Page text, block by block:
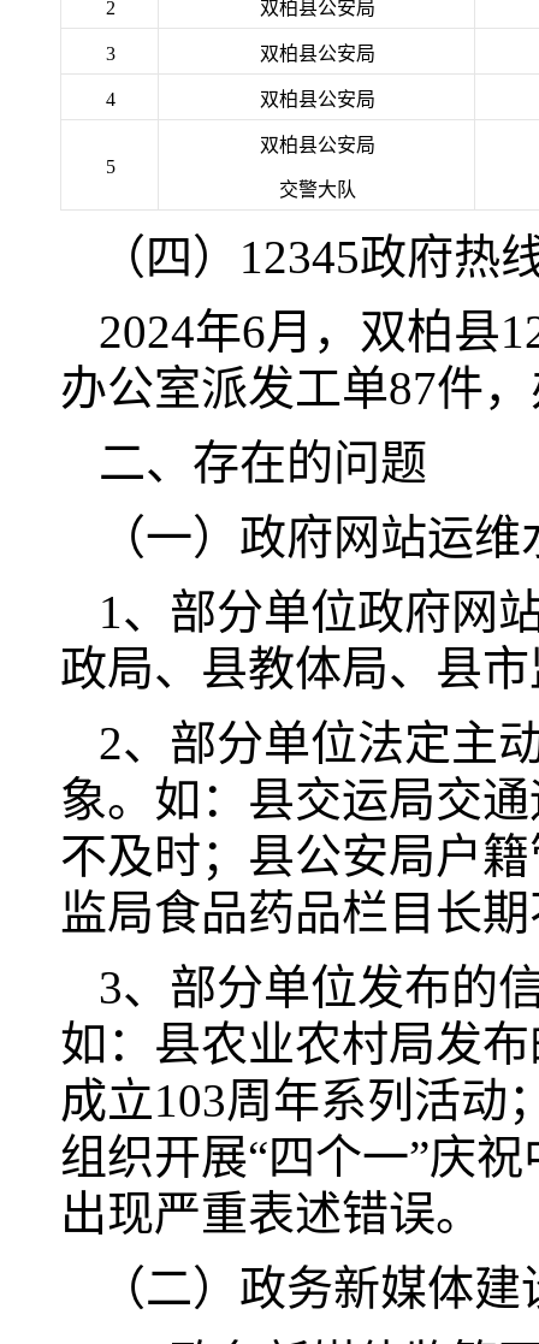
2 双柏县公安局
3 双柏县公安局
4 双柏县公安局
5
双柏县公安局
交警大队
（四）12345政府热
2024年6月，双柏县
办公室派发工单87件
二、存在的问题
（一）政府网站运
1、部分单位政府网
政局、县教体局、县
2、部分单位法定主
象。如：县交运局交
不及时；县公安局户
监局食品药品栏目长
3、部分单位发布的
如：县农业农村局发
成立103周年系列活动
组织开展“四个一”庆
出现严重表述错误。
（二）政务新媒体